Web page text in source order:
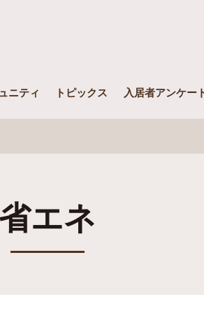
ニティ トピックス 入居者アンケー
エネ